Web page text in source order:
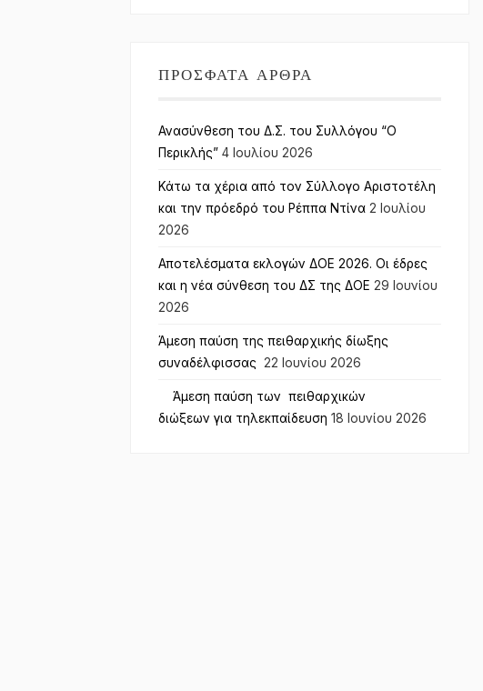
ΠΡΌΣΦΑΤΑ ΆΡΘΡΑ
Ανασύνθεση του Δ.Σ. του Συλλόγου “Ο
Περικλής” 4 Ιουλίου 2026
Κάτω τα χέρια από τον Σύλλογο Αριστοτέλη
και την πρόεδρό του Ρέππα Ντίνα 2 Ιουλίου
2026
Αποτελέσματα εκλογών ΔΟΕ 2026. Οι έδρες
και η νέα σύνθεση του ΔΣ της ΔΟΕ 29 Ιουνίου
2026
Άμεση παύση της πειθαρχικής δίωξης
συναδέλφισσας
22 Ιουνίου 2026
Άμεση παύση των πειθαρχικών
διώξεων για τηλεκπαίδευση 18 Ιουνίου 2026